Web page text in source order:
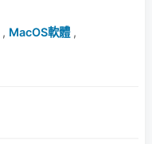
, MacOS軟體,